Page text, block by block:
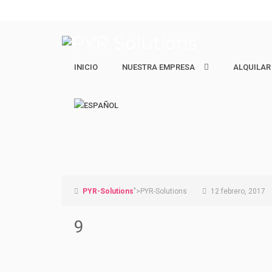
INICIO NUESTRA EMPRESA
NUESTRA EMPRESA ALQUILAR
ALQUILAR
PYR-Solutions">PYR-Solutions 12 febrero, 2017
9